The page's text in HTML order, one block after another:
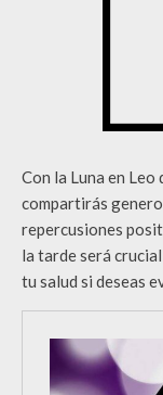
Con la Luna en
compartirás
repercusiones
la tarde será
tu salud si deseas